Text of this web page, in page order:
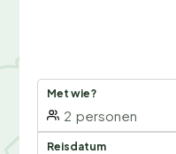
Met wie?
2 personen
Reisdatum